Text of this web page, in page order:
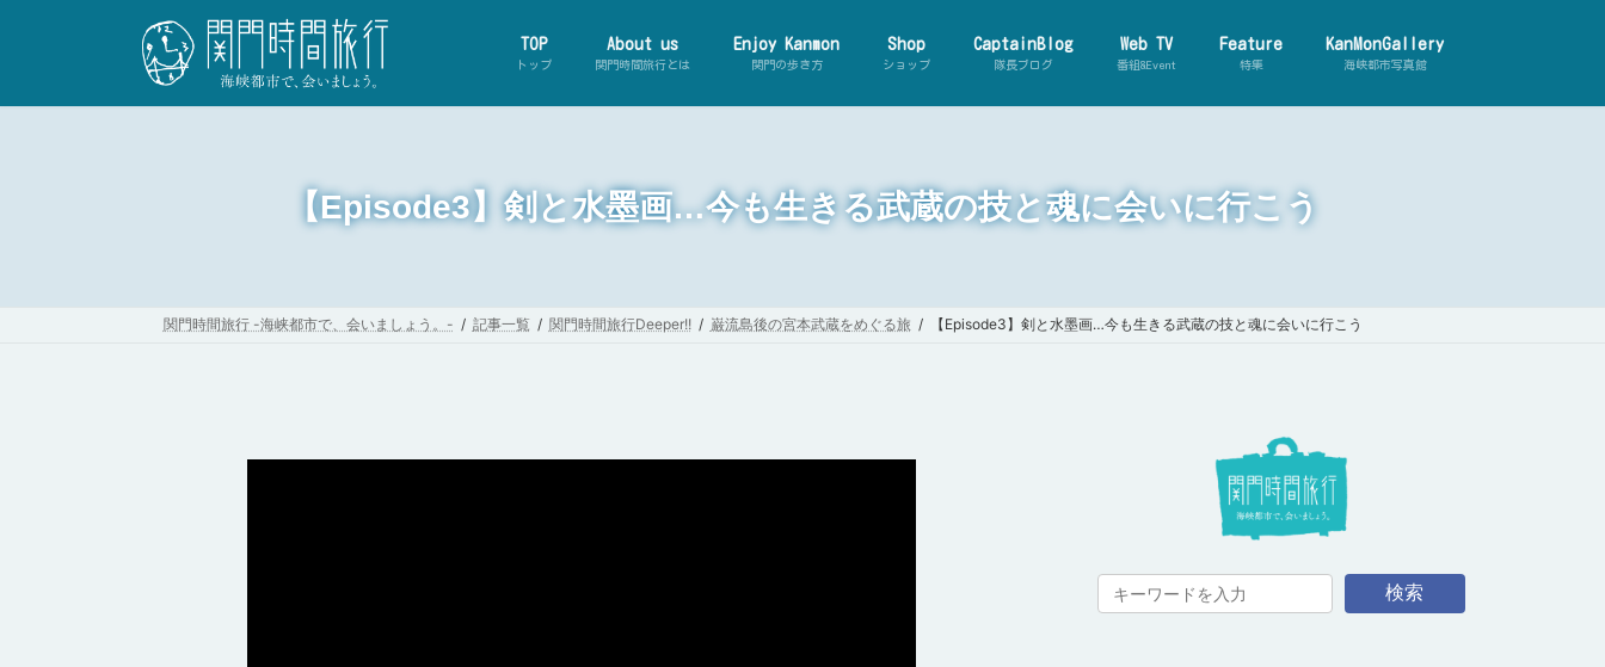
TOP
トップ
About us
関門時間旅行とは
Enjoy Kanmon
関門の歩き方
Shop
ショップ
CaptainBlog
隊長ブログ
Web TV
番組&Event
Feature
特集
【動画ダイジェスト】 関門人物伝
【動画ダイジェスト】関門珍百景
KanMonGallery
海峡都市写真館
【Episode3】剣と水墨画…今も生きる武蔵の技と魂に会いに行こう
関門時間旅行 -海峡都市で、会いましょう。- 記事一覧 関門時間旅行Deeper!! 巌流島後の宮本武蔵をめぐる旅 【Episode3】剣と水墨画…今も生きる武蔵の技と魂に会いに行こう
検索